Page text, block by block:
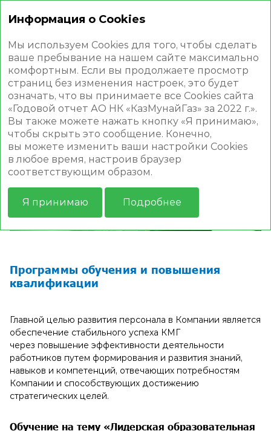
ПРИОРИТЕТЫ СОЦИАЛЬНОЙ
ПОЛИТИКИ
Программы обучения и повышения
квалификации
Главной целью развития персонала в Компании является
обеспечение стабильного успеха КМГ
через повышение эффективности деятельности
работников путем формирования и развития знаний,
навыков и компетенций, отвечающих потребностям
Компании и способствующих достижению
стратегических целей.
Обучение на тему «Лидерская образовательная
Информация о Cookies
Мы используем Cookies для того, чтобы сделать
ваше пребывание на нашем сайте максимально
комфортным. Если вы продолжаете просмотр
страниц без изменения настроек, это будет
означать, что вы принимаете все Cookies сайта
«Годовой отчет АО НК «КазМунайГаз» за 2022 г.».
Вы также можете нажать кнопку «Я принимаю»,
чтобы скрыть это сообщение. Конечно,
вы можете изменить ваши настройки Cookies
в любое время, настроив браузер
соответствующим образом.
Я принимаю Подробнее